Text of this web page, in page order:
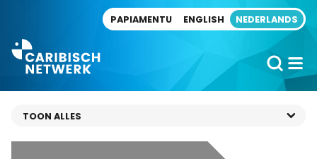
PAPIAMENTU ENGLISH NEDERLANDS